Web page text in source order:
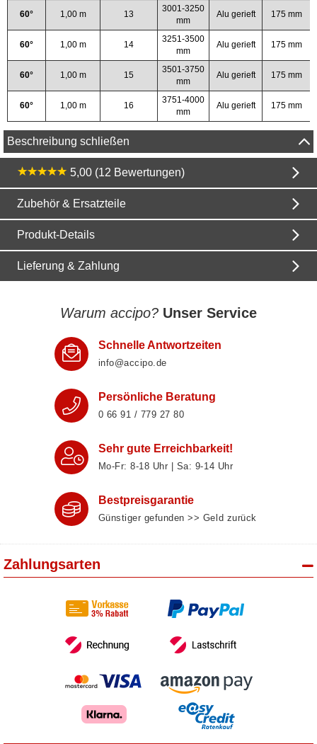
60° 1,00 m 13
3001-3250
mm
Alu gerieft 175 mm
60° 1,00 m 14
3251-3500
mm
Alu gerieft 175 mm
60° 1,00 m 15
3501-3750
mm
Alu gerieft 175 mm
60° 1,00 m 16
3751-4000
mm
Alu gerieft 175 mm
Beschreibung schließen
5,00 (12 Bewertungen)
Zubehör & Ersatzteile
Produkt-Details
Lieferung & Zahlung
Warum accipo? Unser Service
Schnelle Antwortzeiten
info@accipo.de
Persönliche Beratung
0 66 91 / 779 27 80
Sehr gute Erreichbarkeit!
Mo-Fr: 8‑18 Uhr | Sa: 9‑14 Uhr
Bestpreisgarantie
Günstiger gefunden >> Geld zurück
Zahlungsarten